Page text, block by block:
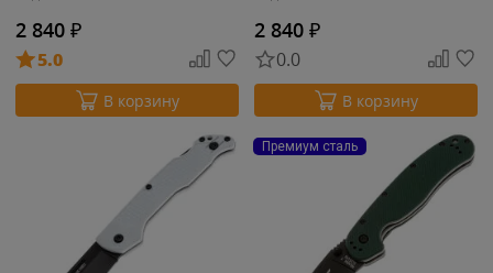
2 840 ₽
5.0
В корзину
2 840 ₽
0.0
В корзину
Премиум сталь